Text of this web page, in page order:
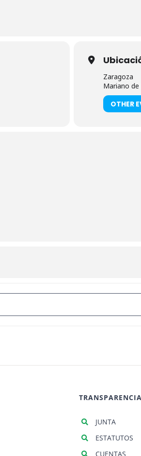
Zaragoza
Mariano de
OTHER
TRANSPARENCIA
JUNTA
ESTATUTOS
CUENTAS